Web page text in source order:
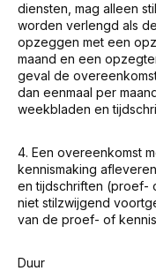
diensten, mag alleen
worden verlengd als
opzeggen met een
maand en een
geval de
dan eenmaal per
weekbladen en
4. Een overeenkomst
kennismaking
en tijdschriften (proef-
niet stilzwijgend
van de proef- of
Duur